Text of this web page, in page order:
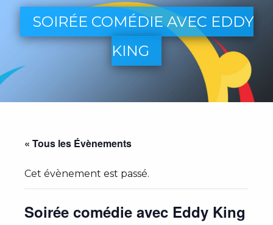
SOIRÉE COMÉDIE AVEC EDDY
KING
« Tous les Évènements
Cet évènement est passé.
Soirée comédie avec Eddy King